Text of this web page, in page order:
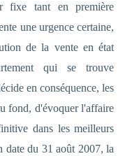
fixe tant en première
une urgence certaine,
de la vente en état
qui se trouve
en conséquence, les
fond, d'évoquer l'affaire
dans les meilleurs
date du 31 août 2007, la